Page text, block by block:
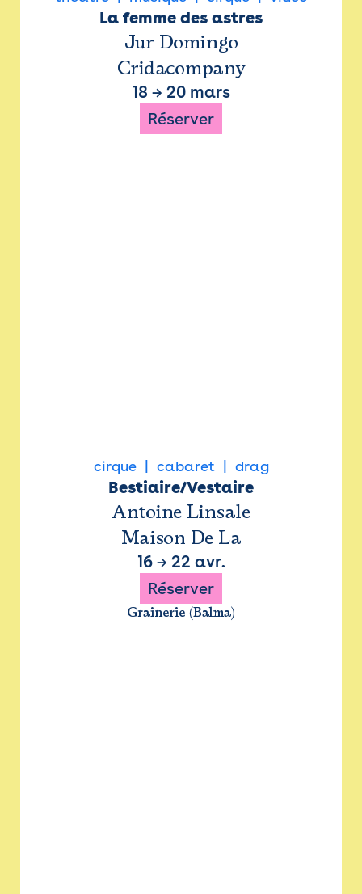
La femme des astres
Jur Domingo
Cridacompany
18 → 20 mars
Réserver
cirque cabaret drag
Bestiaire/Vestaire
Antoine Linsale
Maison De La
16→ 22 avr.
Réserver
Grainerie (Balma)